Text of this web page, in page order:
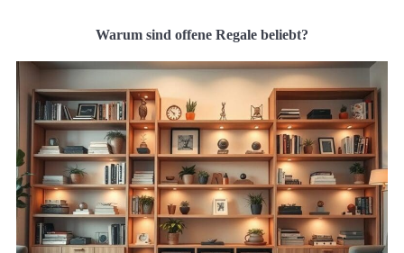
Warum sind offene Regale beliebt?